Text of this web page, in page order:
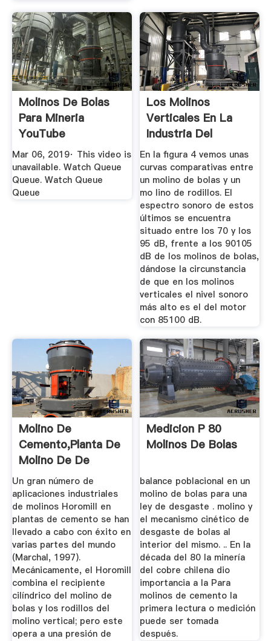
Molinos De Bolas
Para Mineria
YouTube
Mar 06, 2019· This video is
unavailable. Watch Queue
Queue. Watch Queue
Queue
Los Molinos
Verticales En La
Industria Del
Cemento
En la figura 4 vemos unas
curvas comparativas entre
un molino de bolas y un
mo­ lino de rodillos. El
espectro sonoro de estos
últimos se encuentra
situado entre los 70 y los
95 dB, frente a los 90105
dB de los molinos de bolas,
dándose la circunstancia
de que en los molinos
verticales el nivel sonoro
más alto es el del motor
con 85100 dB.
Molino De
Cemento,Planta De
Molino De De
Cemento,Máquina
...
Un gran número de
aplicaciones industriales
de molinos Horomill en
plantas de cemento se han
llevado a cabo con éxito en
varias partes del mundo
(Marchal, 1997).
Mecánicamente, el Horomill
combina el recipiente
cilíndrico del molino de
bolas y los rodillos del
molino vertical; pero este
opera a una presión de
Medicion P 80
Molinos De Bolas
balance poblacional en un
molino de bolas para una
ley de desgaste . molino y
el mecanismo cinético de
desgaste de bolas al
interior del mismo. .. En la
década del 80 la minería
del cobre chilena dio
importancia a la Para
molinos de cemento la
primera lectura o medición
puede ser tomada
después.